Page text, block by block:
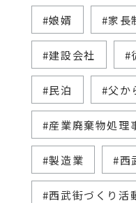
#娘婿 #家長
#建設会社 #
#民泊 #父か
#産業廃棄物処理
#製造業 #西
#西武街づくり活